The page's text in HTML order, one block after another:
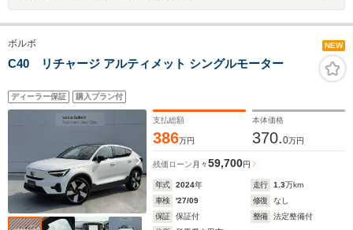
ボルボ NEW
C40 リチャージ アルティメット シングルモーター
ディーラー保証 購入プラン付
支払総額
386万円
本体価格
370.0万円
残価ローン 月々59,700円
年式 2024年 走行 1.3万km
車検
'27/09 修復
なし
保証
保証付 整備
法定整備付